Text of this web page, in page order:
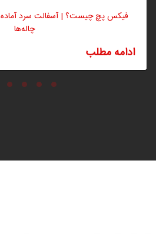
فیکس پچ چیست؟ | آسفالت سرد
چاله‌ها
ادامه مطلب